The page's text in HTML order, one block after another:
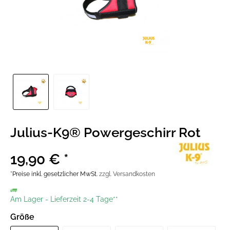
Julius-K9® Powergeschirr Rot
19,90 € *
*Preise inkl. gesetzlicher MwSt. zzgl. Versandkosten
Am Lager - Lieferzeit 2-4 Tage**
Größe